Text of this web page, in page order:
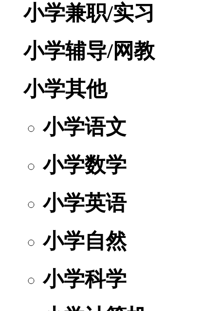
小学兼职/实习
小学辅导/网教
小学其他
小学语文
小学数学
小学英语
小学自然
小学科学